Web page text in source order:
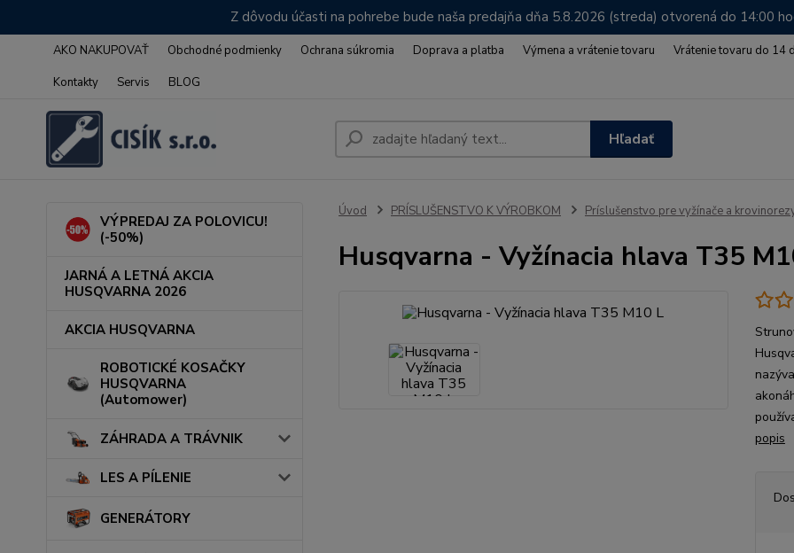
Z dôvodu účasti na pohrebe bude naša predajňa dňa 5.8.2026 (streda) otvorená do 14:00
AKO NAKUPOVAŤ Obchodné podmienky Ochrana súkromia Doprava a platba Výmena a vrátenie tovaru
Vrátenie tovaru do 14
Kontakty
Servis BLOG
Hľadať
VÝPREDAJ ZA POLOVICU!
(-50%)
JARNÁ A LETNÁ AKCIA
HUSQVARNA 2026
AKCIA HUSQVARNA
ROBOTICKÉ KOSAČKY
HUSQVARNA
(Automower)
ZÁHRADA A TRÁVNIK
LES A PÍLENIE
GENERÁTORY
Úvod PRÍSLUŠENSTVO K VÝROBKOM Príslušenstvo pre vyžínače a
Husqvarna - Vyžínacia hlava T35
popis